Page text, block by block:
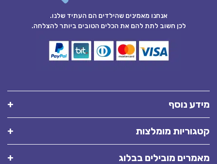
אנחנו מאמינים שהילדים הם העתיד שלנו.
לכן חשוב לתת להם את הכלים הטובים ביותר להצלחה.
מידע נוסף
קטגוריות מומלצות
מאמרים מובילים בבלוג